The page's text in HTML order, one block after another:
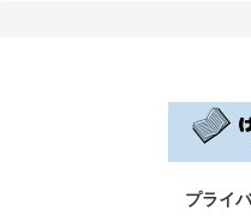
プライ